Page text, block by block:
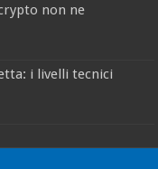
non ne
i livelli tecnici